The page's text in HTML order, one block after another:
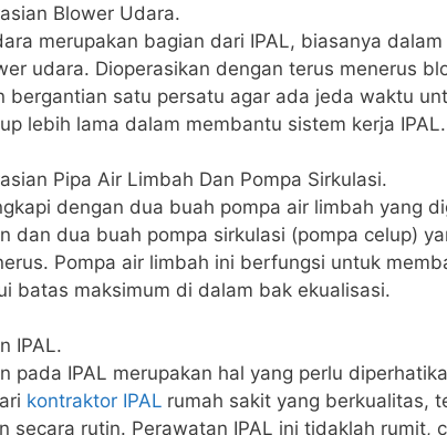
Blower Udara.
merupakan bagian dari IPAL, biasanya
udara. Dioperasikan dengan terus menerus
bergantian satu persatu agar ada jeda waktu
lebih lama dalam membantu sistem kerja IPAL.
Pipa Air Limbah Dan Pompa Sirkulasi.
dengan dua buah pompa air limbah yang
dan dua buah pompa sirkulasi (pompa celup)
Pompa air limbah ini berfungsi untuk
batas maksimum di dalam bak ekualisasi.
IPAL.
pada IPAL merupakan hal yang perlu
kontraktor IPAL rumah sakit yang berkualitas,
secara rutin. Perawatan IPAL ini tidaklah rumit,